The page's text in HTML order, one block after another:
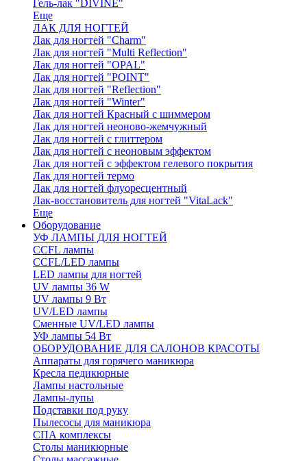
Гель-лак "DIVINE"
Еще
ЛАК ДЛЯ НОГТЕЙ
Лак для ногтей "Charm"
Лак для ногтей "Multi Reflection"
Лак для ногтей "OPAL"
Лак для ногтей "POINT"
Лак для ногтей "Reflection"
Лак для ногтей "Winter"
Лак для ногтей Красный с шиммером
Лак для ногтей неоново-жемчужный
Лак для ногтей с глиттером
Лак для ногтей с неоновым эффектом
Лак для ногтей с эффектом гелевого покрытия
Лак для ногтей термо
Лак для ногтей флуоресцентный
Лак-восстановитель для ногтей "VitaLack"
Еще
Оборудование
УФ ЛАМПЫ ДЛЯ НОГТЕЙ
CCFL лампы
CCFL/LED лампы
LED лампы для ногтей
UV лампы 36 W
UV лампы 9 Вт
UV/LED лампы
Сменные UV/LED лампы
УФ лампы 54 Вт
ОБОРУДОВАНИЕ ДЛЯ САЛОНОВ КРАСОТЫ
Аппараты для горячего маникюра
Кресла педикюрные
Лампы настольные
Лампы-лупы
Подставки под руку
Пылесосы для маникюра
СПА комплексы
Столы маникюрные